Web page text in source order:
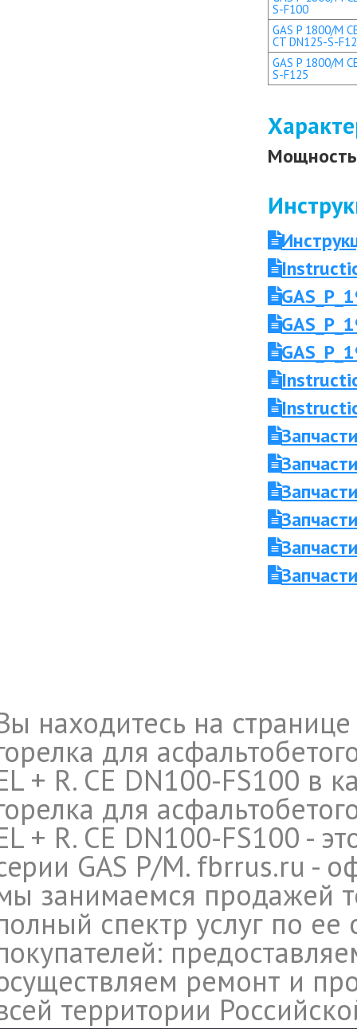
S-F100
GAS P 1800/M
CT DN125-S-
GAS P 1800/M
S-F125
Мощность
находитесь на
для
+ R. CE DN100-FS100 в
для
+ R. CE DN100-FS100 -
GAS P/M. fbrrus.ru -
занимаемся продажей
спектр услуг по
ремонт и
территории